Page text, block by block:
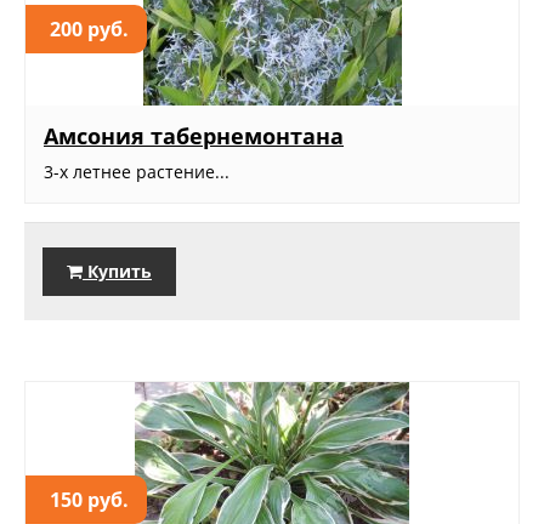
200 руб.
Амсония табернемонтана
3-х летнее растение...
Купить
150 руб.